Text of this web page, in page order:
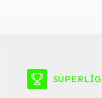
SÜPERLIG